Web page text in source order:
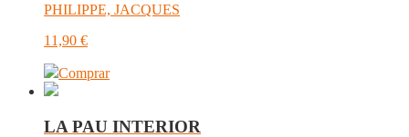
PHILIPPE, JACQUES
11,90 €
Comprar
LA PAU INTERIOR